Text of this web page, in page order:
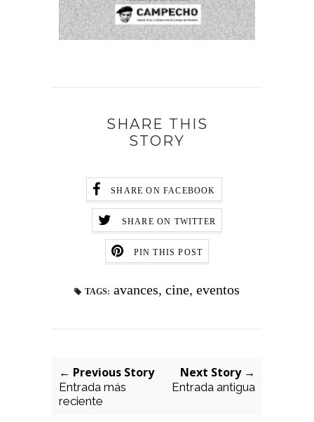
SHARE THIS
STORY
SHARE ON FACEBOOK
SHARE ON TWITTER
PIN THIS POST
TAGS: avances, cine, eventos
← Previous Story
Entrada más
reciente
Next Story →
Entrada antigua